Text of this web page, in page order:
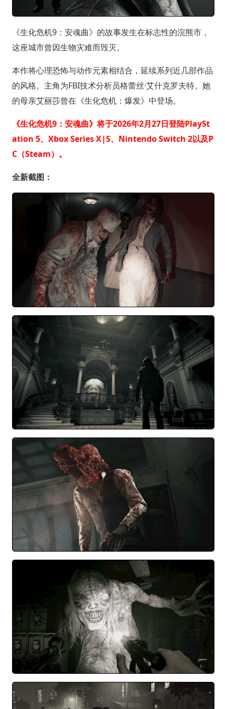
《生化危机9：安魂曲》的故事发生在标志性的浣熊市，
这座城市曾因生物灾难而毁灭。
本作将心理恐怖与动作元素相结合，延续系列近几部作品
的风格。主角为FBI技术分析员格蕾丝·艾什克罗夫特。她
的母亲艾丽莎曾在《生化危机：爆发》中登场。
《生化危机9：安魂曲》将于2026年2月27日登陆PlaySt
ation 5、Xbox Series X|S、Nintendo Switch 2以及P
C（Steam）。
全新截图：